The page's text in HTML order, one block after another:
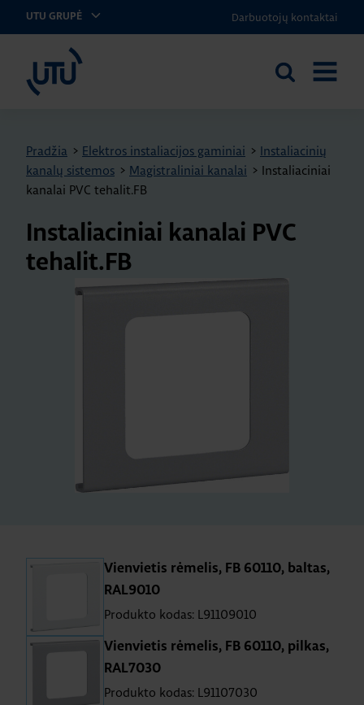
UTU GRUPĖ Darbuotojų kontaktai
UTU Lithuania
Ieškoti
Pradžia > Elektros instaliacijos gaminiai > Instaliacinių
kanalų sistemos > Magistraliniai kanalai > Instaliaciniai
kanalai PVC tehalit.FB
Instaliaciniai kanalai PVC
tehalit.FB
Vienvietis rėmelis, FB 60110, baltas,
RAL9010
Produkto kodas: L91109010
Vienvietis rėmelis, FB 60110, pilkas,
RAL7030
Produkto kodas: L91107030